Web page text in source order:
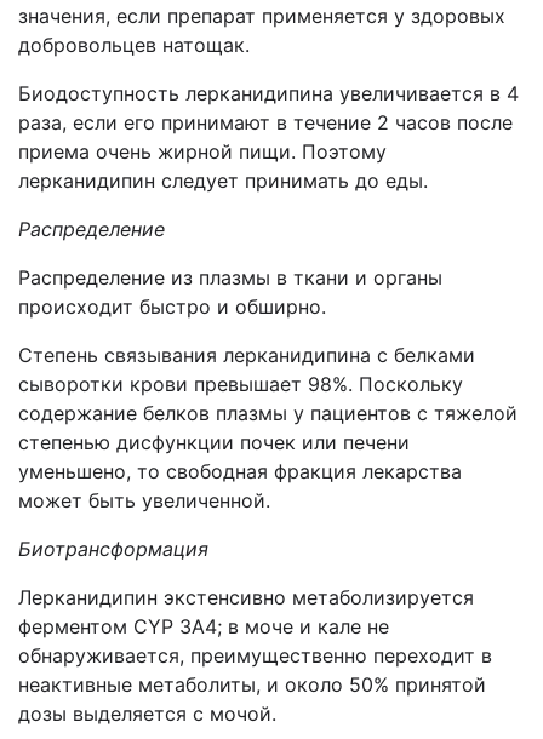
значения, если препарат применяется у здоровых
добровольцев натощак.
Биодоступность лерканидипина увеличивается в 4
раза, если его принимают в течение 2 часов после
приема очень жирной пищи. Поэтому
лерканидипин следует принимать до еды.
Распределение
Распределение из плазмы в ткани и органы
происходит быстро и обширно.
Степень связывания лерканидипина с белками
сыворотки крови превышает 98%. Поскольку
содержание белков плазмы у пациентов с тяжелой
степенью дисфункции почек или печени
уменьшено, то свободная фракция лекарства
может быть увеличенной.
Биотрансформация
Лерканидипин экстенсивно метаболизируется
ферментом CYP 3A4; в моче и кале не
обнаруживается, преимущественно переходит в
неактивные метаболиты, и около 50% принятой
дозы выделяется с мочой.